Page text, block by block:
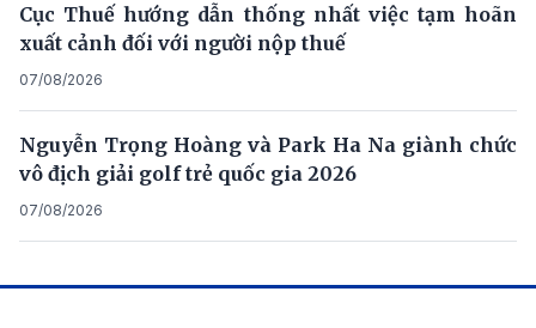
Cục Thuế hướng dẫn thống nhất việc tạm hoãn
xuất cảnh đối với người nộp thuế
07/08/2026
Nguyễn Trọng Hoàng và Park Ha Na giành chức
vô địch giải golf trẻ quốc gia 2026
07/08/2026